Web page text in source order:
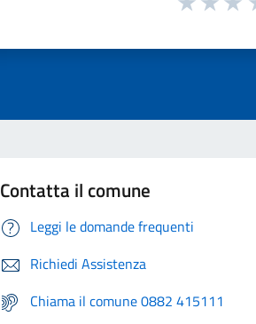
Contatta il comune
Leggi le domande frequenti
Richiedi Assistenza
Chiama il comune 0882 415111